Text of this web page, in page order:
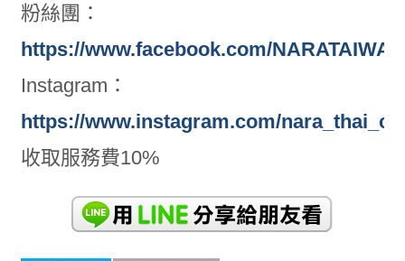
粉絲團：
https://www.facebook.com/
Instagram：
https://www.instagram.com/
收取服務費10%